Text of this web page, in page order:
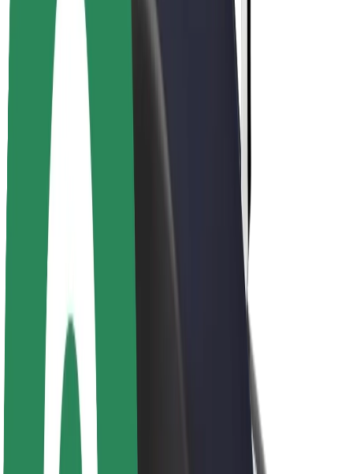
Fleet Owner
Franchises
Bedrijf
Carrière
Over Bolt
Duurzaamheid bij Bolt
Project Zero
Blog
Nieuws
Merkrichtlijnen
Missie
Investeerdersrelaties
Leiderschap
Merk
Media
Urban Fund
Veiligheid